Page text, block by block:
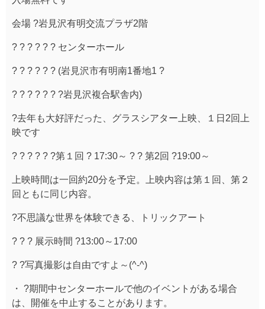
会場 ?岩見沢有明交流プラザ2階
? ? ? ? ? ? センターホール
? ? ? ? ? ? (岩見沢市有明南1番地1 ?
? ? ? ? ? ? ?岩見沢複合駅舎内)
?去年も大好評だった、グラスシアター上映、１日2回上
映です
? ? ? ? ? ?第１回 ? 17:30～ ? ? 第2回 ?19:00～
上映時間は一回約20分を予定。上映内容は第１回、第２
回ともに同じ内容。
?不思議な世界を体験できる、トリックアート
? ? ? 展示時間 ?13:00～17:00
? ?写真撮影は自由ですよ～(^-^)
・ ?期間中センターホールで他のイベントがある場合
は、開催を中止することがあります。